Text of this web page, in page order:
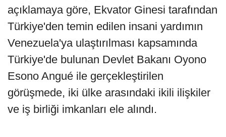
açıklamaya göre, Ekvator Ginesi tarafından
Türkiye'den temin edilen insani yardımın
Venezuela'ya ulaştırılması kapsamında
Türkiye'de bulunan Devlet Bakanı Oyono
Esono Angué ile gerçekleştirilen
görüşmede, iki ülke arasındaki ikili ilişkiler
ve iş birliği imkanları ele alındı.